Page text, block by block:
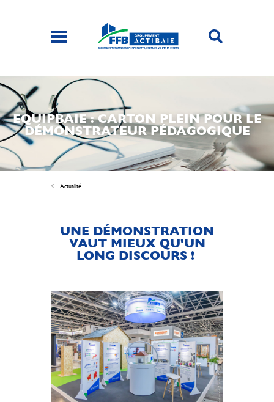
EQUIPBAIE : CARTON PLEIN POUR LE
DÉMONSTRATEUR PÉDAGOGIQUE
Actualité
UNE DÉMONSTRATION
VAUT MIEUX QU'UN
LONG DISCOURS !